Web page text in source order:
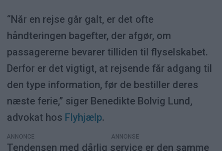
“Når en rejse går galt, er det ofte
håndteringen bagefter, der afgør, om
passagererne bevarer tilliden til flyselskabet.
Derfor er det vigtigt, at rejsende får adgang til
den type information, før de bestiller deres
næste ferie,” siger Benedikte Bolvig Lund,
advokat hos Flyhjælp.
ANNONCE
Tendensen med dårlig service er den samme